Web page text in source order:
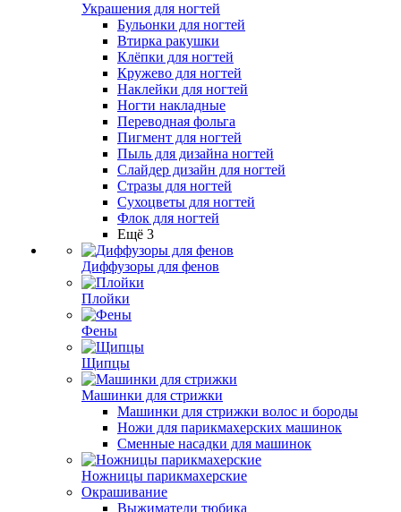
Украшения для ногтей
Бульонки для ногтей
Втирка ракушки
Клёпки для ногтей
Кружево для ногтей
Наклейки для ногтей
Ногти накладные
Переводная фольга
Пигмент для ногтей
Пыль для дизайна ногтей
Слайдер дизайн для ногтей
Стразы для ногтей
Сухоцветы для ногтей
Флок для ногтей
Ещё 3
Диффузоры для фенов
Плойки
Фены
Щипцы
Машинки для стрижки
Машинки для стрижки волос и бороды
Ножи для парикмахерских машинок
Сменные насадки для машинок
Ножницы парикмахерские
Окрашивание
Выжиматели тюбика